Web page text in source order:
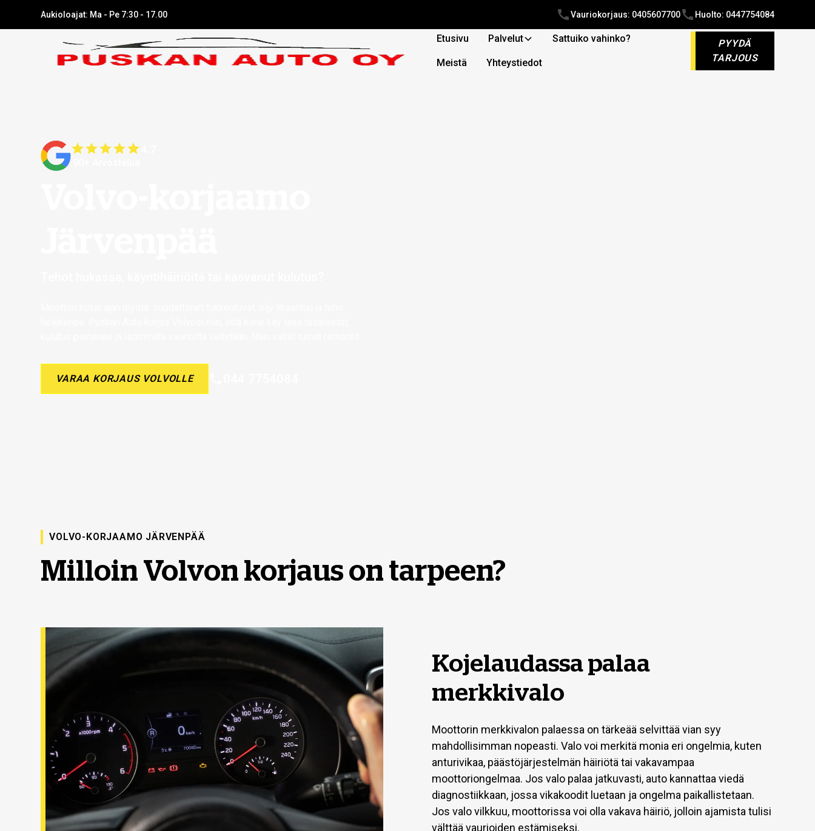
Aukioloajat: Ma - Pe 7:30 - 17.00 Vauriokorjaus: 0405607700 Huolto: 0447754084
Etusivu Palvelut Sattuiko vahinko?
Meistä Yhteystiedot
PYYDÄ
TARJOUS
VARAA KORJAUS VOLVOLLE
VOLVO-KORJAAMO JÄRVENPÄÄ
Milloin Volvon korjaus on tarpeen?
Kojelaudassa palaa
merkkivalo
Moottorin merkkivalon palaessa on tärkeää selvittää vian syy
mahdollisimman nopeasti. Valo voi merkitä monia eri ongelmia, kuten
anturivikaa, päästöjärjestelmän häiriötä tai vakavampaa
moottoriongelmaa. Jos valo palaa jatkuvasti, auto kannattaa viedä
diagnostiikkaan, jossa vikakoodit luetaan ja ongelma paikallistetaan.
Jos valo vilkkuu, moottorissa voi olla vakava häiriö, jolloin ajamista tulisi
välttää vaurioiden estämiseksi.